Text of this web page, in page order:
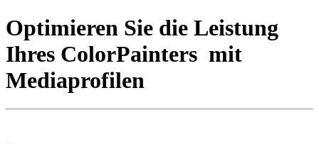
Optimieren Sie die Leistung
Ihres ColorPainters mit
Mediaprofilen